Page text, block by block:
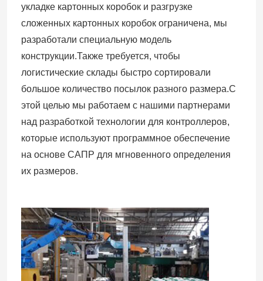
укладке картонных коробок и разгрузке
сложенных картонных коробок ограничена, мы
разработали специальную модель
конструкции.Также требуется, чтобы
логистические склады быстро сортировали
большое количество посылок разного размера.С
этой целью мы работаем с нашими партнерами
над разработкой технологии для контроллеров,
которые используют программное обеспечение
на основе САПР для мгновенного определения
их размеров.